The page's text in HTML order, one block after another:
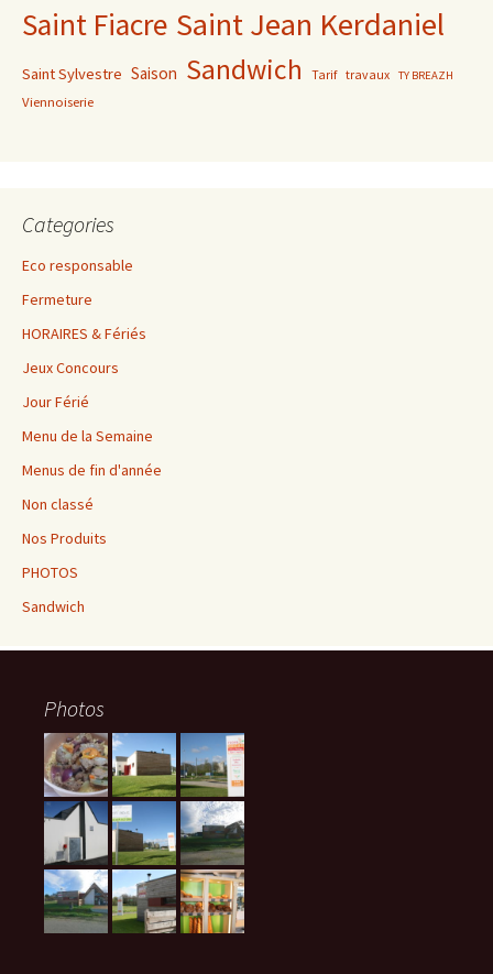
Saint Fiacre Saint Jean Kerdaniel
Saint Sylvestre Saison Sandwich Tarif travaux TY BREAZH
Viennoiserie
Categories
Eco responsable
Fermeture
HORAIRES & Fériés
Jeux Concours
Jour Férié
Menu de la Semaine
Menus de fin d'année
Non classé
Nos Produits
PHOTOS
Sandwich
Photos